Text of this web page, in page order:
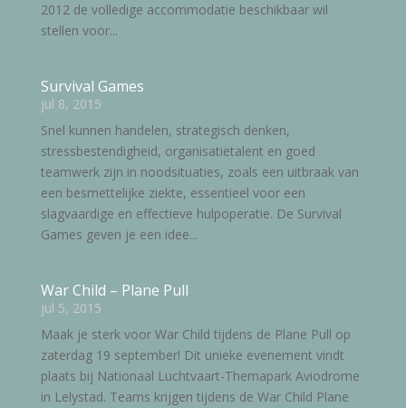
2012 de volledige accommodatie beschikbaar wil
stellen voor...
Survival Games
jul 8, 2015
Snel kunnen handelen, strategisch denken,
stressbestendigheid, organisatietalent en goed
teamwerk zijn in noodsituaties, zoals een uitbraak van
een besmettelijke ziekte, essentieel voor een
slagvaardige en effectieve hulpoperatie. De Survival
Games geven je een idee...
War Child – Plane Pull
jul 5, 2015
Maak je sterk voor War Child tijdens de Plane Pull op
zaterdag 19 september! Dit unieke evenement vindt
plaats bij Nationaal Luchtvaart-Themapark Aviodrome
in Lelystad. Teams krijgen tijdens de War Child Plane